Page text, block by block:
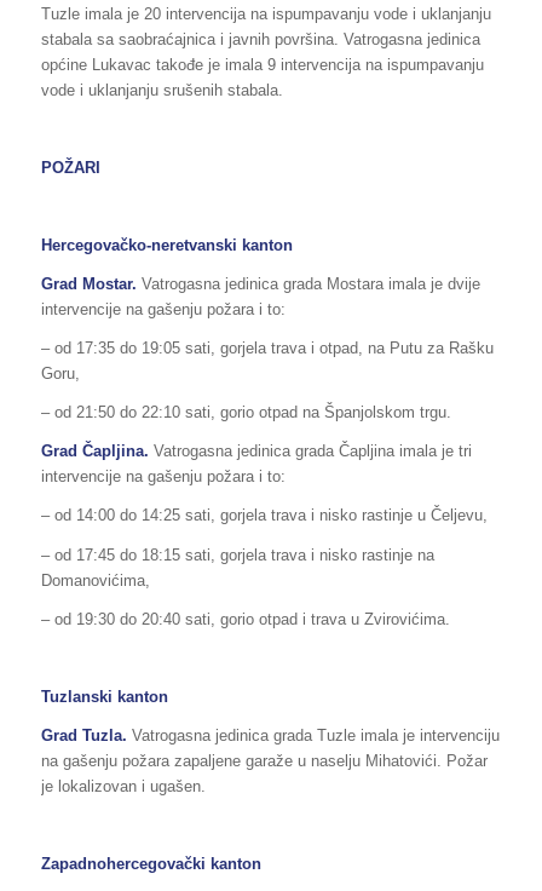
Tuzle imala je 20 intervencija na ispumpavanju vode i uklanjanju
stabala sa saobraćajnica i javnih površina. Vatrogasna jedinica
općine Lukavac takođe je imala 9 intervencija na ispumpavanju
vode i uklanjanju srušenih stabala.
POŽARI
Hercegovačko-neretvanski kanton
Grad Mostar. Vatrogasna jedinica grada Mostara imala je dvije
intervencije na gašenju požara i to:
– od 17:35 do 19:05 sati, gorjela trava i otpad, na Putu za Rašku
Goru,
– od 21:50 do 22:10 sati, gorio otpad na Španjolskom trgu.
Grad Čapljina. Vatrogasna jedinica grada Čapljina imala je tri
intervencije na gašenju požara i to:
– od 14:00 do 14:25 sati, gorjela trava i nisko rastinje u Čeljevu,
– od 17:45 do 18:15 sati, gorjela trava i nisko rastinje na
Domanovićima,
– od 19:30 do 20:40 sati, gorio otpad i trava u Zvirovićima.
Tuzlanski kanton
Grad Tuzla. Vatrogasna jedinica grada Tuzle imala je intervenciju
na gašenju požara zapaljene garaže u naselju Mihatovići. Požar
je lokalizovan i ugašen.
Zapadnohercegovački kanton